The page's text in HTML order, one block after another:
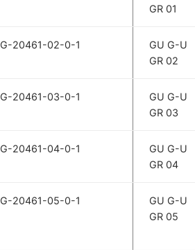
GR 01
G-20461-02-0-1
GU G-U
GR 02
G-20461-03-0-1
GU G-U
GR 03
G-20461-04-0-1
GU G-U
GR 04
G-20461-05-0-1
GU G-U
GR 05